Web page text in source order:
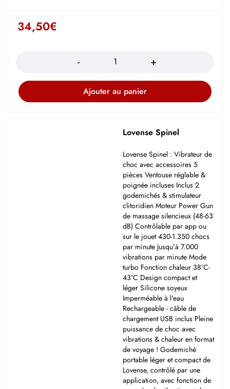
34,50€
Ajouter au panier
Lovense Spinel
Lovense Spinel : Vibrateur de
choc avec accessoires 5
pièces Ventouse réglable &
poignée incluses Inclus 2
godemichés & stimulateur
clitoridien Moteur Power Gun
de massage silencieux (48-63
dB) Contrôlable par app ou
sur le jouet 430-1.350 chocs
par minute Jusqu'à 7.000
vibrations par minute Mode
turbo Fonction chaleur 38°C-
43°C Design compact et
léger Silicone soyeux
Imperméable à l'eau
Rechargeable - câble de
chargement USB inclus Pleine
puissance de choc avec
vibrations & chaleur en format
de voyage ! Godemiché
portable léger et compact de
Lovense, contrôlé par une
application, avec fonction de